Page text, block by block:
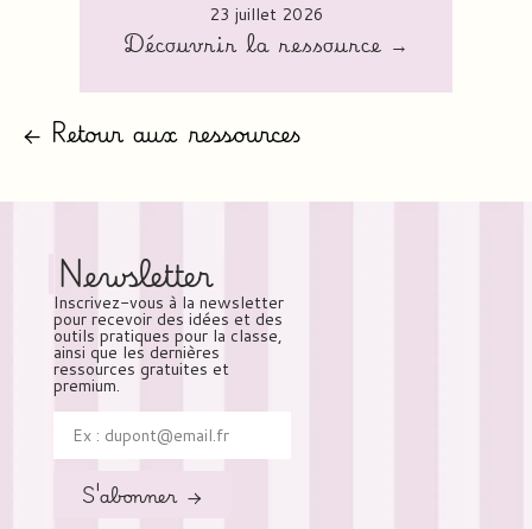
23 juillet 2026
Découvrir la ressource →
← Retour aux ressources
Newsletter
Inscrivez-vous à la newsletter
pour recevoir des idées et des
outils pratiques pour la classe,
ainsi que les dernières
ressources gratuites et
premium.
S'abonner →